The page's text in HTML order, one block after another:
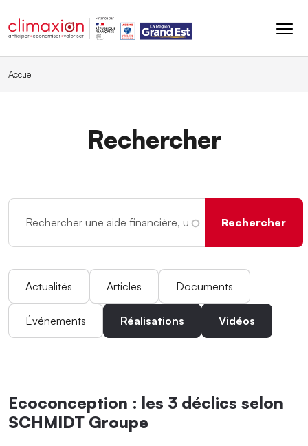
Accueil
Rechercher
Actualités Articles Documents
Événements Réalisations Vidéos
Ecoconception : les 3 déclics selon
SCHMIDT Groupe